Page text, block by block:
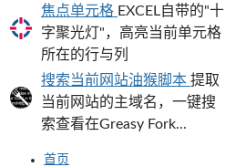
焦点单元格 EXCEL自带的"十
字聚光灯"，高亮当前单元格
所在的行与列
搜索当前网站油猴脚本 提取
当前网站的主域名，一键搜
索查看在Greasy Fork...
首页